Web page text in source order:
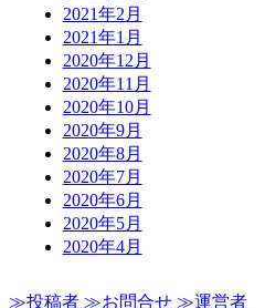
2021年2月
2021年1月
2020年12月
2020年11月
2020年10月
2020年9月
2020年8月
2020年7月
2020年6月
2020年5月
2020年4月
≫投稿者 ≫お問合せ ≫運営者